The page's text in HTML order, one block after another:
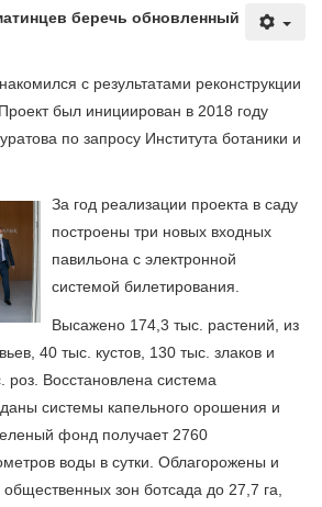
беречь обновленный
с результатами реконструкции
был инициирован в 2018 году
по запросу Института ботаники и
За год реализации проекта в саду
построены три новых входных
павильона с электронной
системой билетирования.
Высажено 174,3 тыс. растений, из
40 тыс. кустов, 130 тыс. злаков и
роз. Восстановлена система
системы капельного орошения и
фонд получает 2760
воды в сутки. Облагорожены и
зон ботсада до 27,7 га,